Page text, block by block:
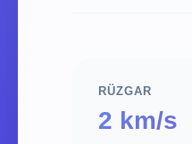
RÜZGAR
2 km/s